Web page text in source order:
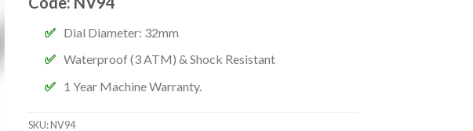
Dial Diameter: 32mm
Waterproof (3 ATM) & Shock Resistant
1 Year Machine Warranty.
SKU:NV94